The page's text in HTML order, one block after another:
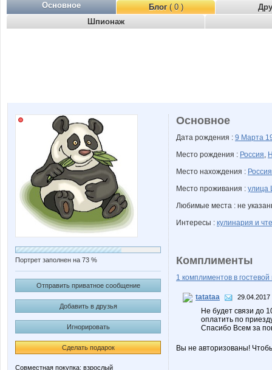
Основное Блог( 0 )
Шпионаж
Портрет заполнен на 73 %
Отправить приватное сообщение
Добавить в друзья
Игнорировать
Сделать подарок
Совместная покупка: взрослый
Основное
Дата рождения : 9 Марта
Место рождения : Россия,
Место нахождения : Россия
Место проживания : улица
Любимые места : не
Интересы : кулинария и
Комплименты
1 комплиментов в гостевой
tatataa 29.04.2017
Не будет связи до
оплатить по
Спасибо Всем за
Вы не авторизованы!